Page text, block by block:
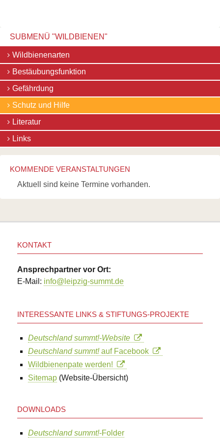
Wildbienenarten
Bestäubungsfunktion
Gefährdung
Schutz
und
Hilfe
Literatur
Links
Bienenfreundlich
Gärtnern
Allgemein
Links
Biologische
Vielfalt
SUBMENÜ "WILDBIENEN"
Navigation
überspringen
Wildbienenarten
Bestäubungsfunktion
Gefährdung
Schutz und Hilfe
Literatur
Links
KOMMENDE VERANSTALTUNGEN
Aktuell sind keine Termine vorhanden.
KONTAKT
Ansprechpartner vor Ort:
E-Mail: info@leipzig-summt.de
INTERESSANTE LINKS & STIFTUNGS-PROJEKTE
Deutschland summt!-Website
Deutschland summt!auf Facebook
Wildbienenpate werden!
Sitemap (Website-Übersicht)
DOWNLOADS
Deutschland summt!-Folder